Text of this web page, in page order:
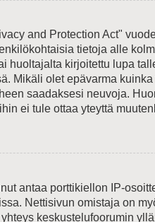
and Protection Act"
tietoja alle
huoltajalta kirjoitettu lupa
Mikäli olet epävarma
saadaksesi neuvoja.
ei tule ottaa yteyttä
antaa porttikiellon IP-
Nettisivun omistaja on
keskustelufoorumin